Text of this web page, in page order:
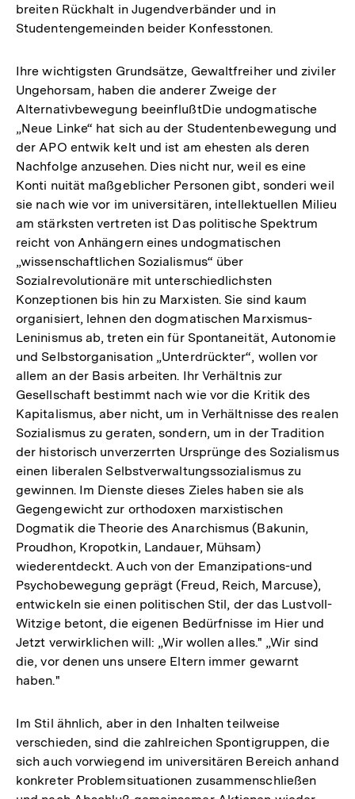
breiten Rückhalt in Jugendverbänder und in
Studentengemeinden beider Konfesstonen.
Ihre wichtigsten Grundsätze, Gewaltfreiher und ziviler
Ungehorsam, haben die anderer Zweige der
Alternativbewegung beeinflußtDie undogmatische
„Neue Linke“ hat sich au der Studentenbewegung und
der APO entwik kelt und ist am ehesten als deren
Nachfolge anzusehen. Dies nicht nur, weil es eine
Konti nuität maßgeblicher Personen gibt, sonderi weil
sie nach wie vor im universitären, intellektuellen Milieu
am stärksten vertreten ist Das politische Spektrum
reicht von Anhängern eines undogmatischen
„wissenschaftlichen Sozialismus“ über
Sozialrevolutionäre mit unterschiedlichsten
Konzeptionen bis hin zu Marxisten. Sie sind kaum
organisiert, lehnen den dogmatischen Marxismus-
Leninismus ab, treten ein für Spontaneität, Autonomie
und Selbstorganisation „Unterdrückter“, wollen vor
allem an der Basis arbeiten. Ihr Verhältnis zur
Gesellschaft bestimmt nach wie vor die Kritik des
Kapitalismus, aber nicht, um in Verhältnisse des realen
Sozialismus zu geraten, sondern, um in der Tradition
der historisch unverzerrten Ursprünge des Sozialismus
einen liberalen Selbstverwaltungssozialismus zu
gewinnen. Im Dienste dieses Zieles haben sie als
Gegengewicht zur orthodoxen marxistischen
Dogmatik die Theorie des Anarchismus (Bakunin,
Proudhon, Kropotkin, Landauer, Mühsam)
wiederentdeckt. Auch von der Emanzipations-und
Psychobewegung geprägt (Freud, Reich, Marcuse),
entwickeln sie einen politischen Stil, der das Lustvoll-
Witzige betont, die eigenen Bedürfnisse im Hier und
Jetzt verwirklichen will: „Wir wollen alles." „Wir sind
die, vor denen uns unsere Eltern immer gewarnt
haben."
Im Stil ähnlich, aber in den Inhalten teilweise
verschieden, sind die zahlreichen Spontigruppen, die
sich auch vorwiegend im universitären Bereich anhand
konkreter Problemsituationen zusammenschließen